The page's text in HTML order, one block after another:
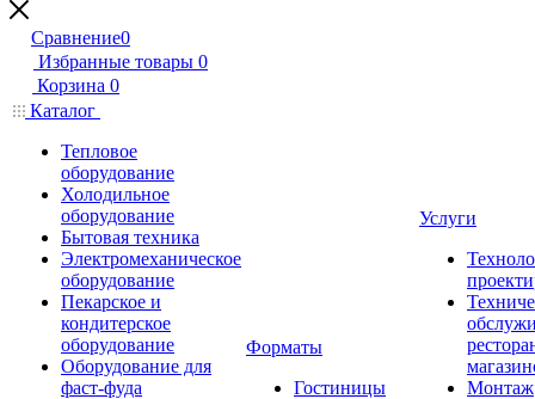
Сравнение0
Избранные товары 0
Корзина 0
Каталог
Тепловое
оборудование
Холодильное
оборудование
Бытовая техника
Электромеханическое
оборудование
Пекарское и
кондитерское
оборудование
Оборудование для
фаст-фуда
Форматы
Гостиницы
Услуги
Монтаж